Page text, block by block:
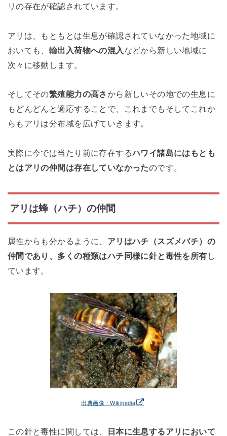
リの存在が確認されています。
アリは、もともとは生息が確認されていなかった地域に
おいても、 輸出入荷物への混入 などから新しい地域に
次々に移動します。
そしてその繁殖能力の高さから新しいその地での生息に
もどんどんと適応することで、これまでもそしてこれか
らもアリは分布域を広げていきます。
実際に今では当たり前に存在するハワイ諸島にはもとも
とはアリの仲間は存在していなかったのです。
アリは蜂（ハチ）の仲間
属性からも分かるように、 アリはハチ（スズメバチ）の
仲間であり、多くの種類はハチ同様に針と毒性を所有 し
ています。
出典画像：Wikipedia
この針と毒性に関しては、
日本に生息するアリにおいて